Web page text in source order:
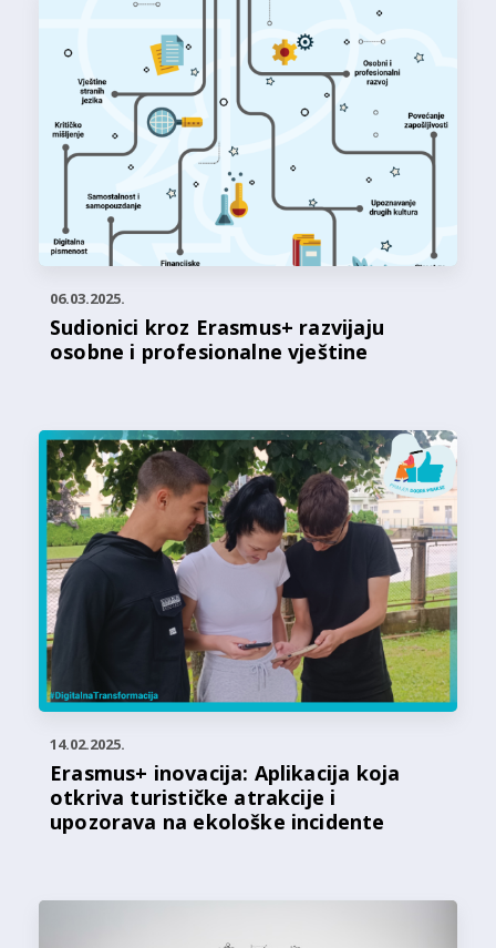
06.03.2025.
Sudionici kroz Erasmus+ razvijaju
osobne i profesionalne vještine
14.02.2025.
Erasmus+ inovacija: Aplikacija koja
otkriva turističke atrakcije i
upozorava na ekološke incidente